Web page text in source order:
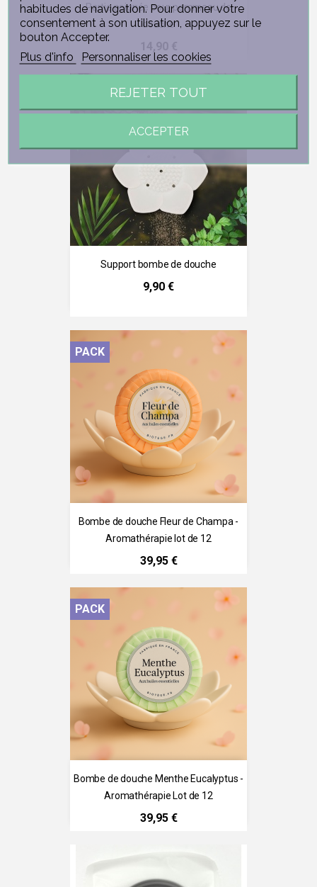
Partie poignée pour pommeau de
douche
Prix
14,90 €
Support bombe de douche
Prix
9,90 €
Bombe de douche Fleur de Champa -
Aromathérapie lot de 12
Prix
39,95 €
PACK
Bombe de douche Menthe Eucalyptus -
Aromathérapie Lot de 12
Prix
39,95 €
PACK
habitudes de navigation. Pour donner votre
consentement à son utilisation, appuyez sur le
bouton Accepter.
Plus d'info
Personnaliser les cookies
REJETER TOUT
ACCEPTER